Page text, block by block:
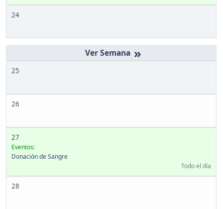
24
»
25
26
27
Eventos:
Donación de Sangre
Todo el día
28